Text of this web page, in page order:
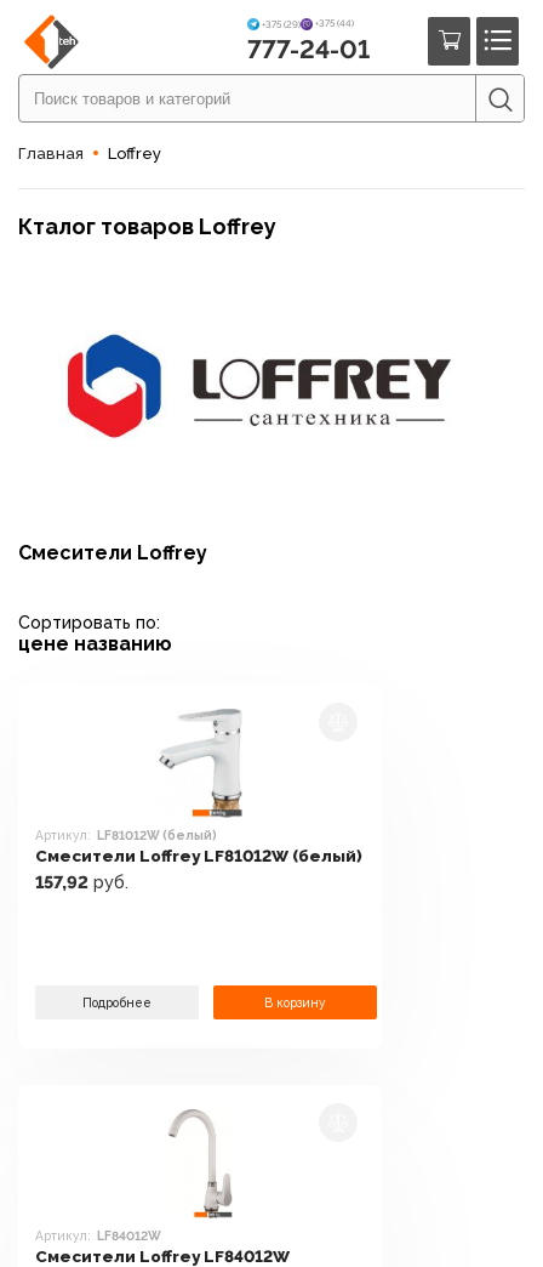
+375 (29) +375 (44)
777-24-01
Главная Loffrey
Кталог товаров Loffrey
Смесители Loffrey
Сортировать по:
цене названию
Артикул: LF81012W (белый)
Смесители Loffrey LF81012W (белый)
157,92 руб.
Подробнее В корзину
Артикул: LF84012W
Смесители Loffrey LF84012W